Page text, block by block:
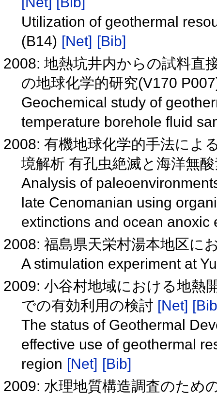
Utilization of geothermal
(B14) [Net] [Bib]
2008: 地熱坑井内からの試料直
の地球化学的研究(V170
Geochemical study of
temperature borehole fluid
2008: 有機地球化学的手法によ
境解析 有孔虫絶滅と海洋無
Analysis of
late Cenomanian using
extinctions and ocean anoxic
2008: 福島県天栄村湯本地区に
A stimulation experiment at
2009: 小谷村地域における地熱
での有効利用の検討 [Net]
The status of Geothermal
effective use of geothermal
region [Net] [Bib]
2009: 水理地質構造調査のため